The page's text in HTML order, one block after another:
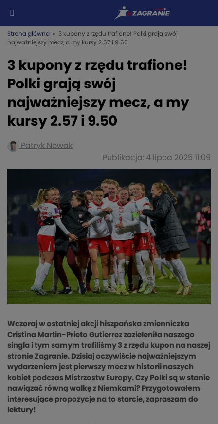
Strona główna » 3 kupony z rzędu trafione! Polki grają swój
najważniejszy mecz, a my kursy 2.57 i 9.50
3 kupony z rzędu trafione!
Polki grają swój
najważniejszy mecz, a my
kursy 2.57 i 9.50
Patryk Nowak
Publikacja: 4 lipca 2025 11:09
Wczoraj w ostatniej akcji hiszpańska zmienniczka
Cristina Martin-Prieto Gutierrez zazieleniła naszego
singla i tym samym trafiliśmy 3 z rzędu kupon na naszej
stronie Zagranie. Dzisiaj oczywiście najważniejszym
wydarzeniem jest pierwszy mecz w historii naszych
kobiet podczas Mistrzostw Europy. Czy Polki są w stanie
nawiązać równą walkę z Niemkami? Przygotowałem
interesujące propozycje na to starcie, zapraszam do
lektury!